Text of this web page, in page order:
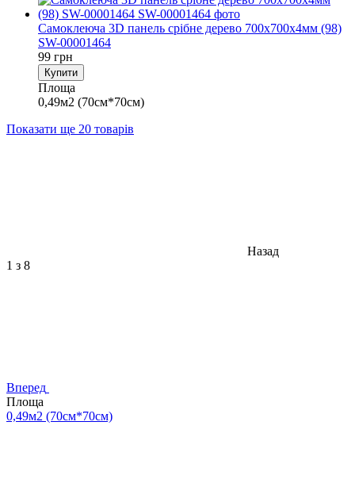
Самоклеюча 3D панель срібне дерево 700х700х4мм (98)
SW-00001464
99 грн
Купити
Площа
0,49м2 (70см*70см)
Показати ще 20 товарів
Назад
1 з 8
Вперед
Площа
0,49м2 (70см*70см)